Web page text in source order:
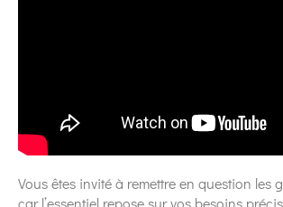
Vous êtes invité à remettre en question les